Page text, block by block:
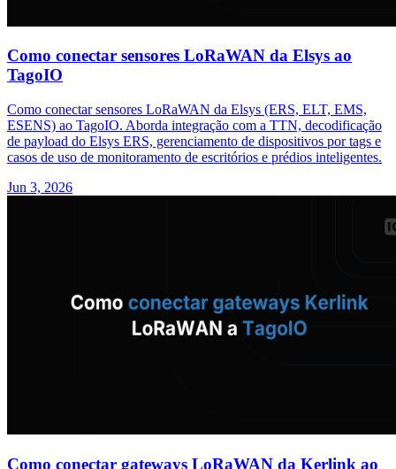
Como conectar sensores LoRaWAN da Elsys ao
TagoIO
Como conectar sensores LoRaWAN da Elsys (ERS, ELT, EMS,
ESENS) ao TagoIO. Aborda integração com a TTN, decodificação
de payload do Elsys ERS, gerenciamento de dispositivos por tags e
casos de uso de monitoramento de escritórios e prédios inteligentes.
Jun 3, 2026
Como conectar gateways LoRaWAN da Kerlink ao